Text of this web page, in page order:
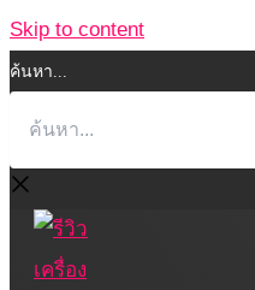
Skip to content
ค้นหา...